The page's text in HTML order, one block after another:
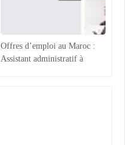
Offres d’emploi au Maroc :
Assistant administratif à